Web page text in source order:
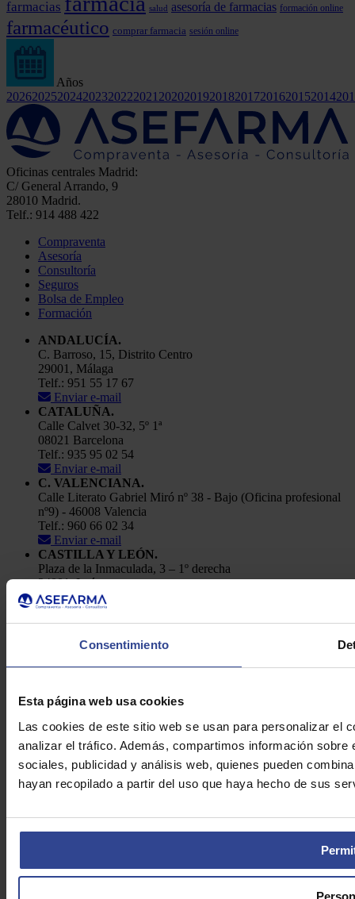
Consentimiento
Esta página web usa cookies
Las cookies de este sitio web se usan para personalizar el
analizar el tráfico. Además, compartimos información
sociales, publicidad y análisis web, quienes pueden
hayan recopilado a partir del uso que haya hecho de sus
farmacias salud asesoría de farmacias formación online
farmacéutico comprar farmacia sesión online
Años
202620252024202320222021 2020201920182017201620152014
Oficinas centrales Madrid:
C/ General Arrando, 9
28010 Madrid.
Telf.: 914 488 422
Compraventa
Asesoría
Consultoría
Seguros
Bolsa de Empleo
Formación
ANDALUCÍA.
C. Barroso, 15, Distrito Centro
29001, Málaga
Telf.: 951 55 17 67
Enviar e-mail
CATALUÑA.
Calle Calvet 30-32, 5º 1ª
08021 Barcelona
Telf.: 935 95 02 54
Enviar e-mail
C. VALENCIANA.
Calle Literato Gabriel Miró nº 38 - Bajo (Oficina profesional
nº9) - 46008 Valencia
Telf.: 960 66 02 34
Enviar e-mail
CASTILLA Y LEÓN.
Plaza de la Inmaculada, 3 – 1º derecha
24001, León
Telf.: 91 448 84 22
Enviar e-mail
Política de Privacidad
Aviso Legal
Cookies